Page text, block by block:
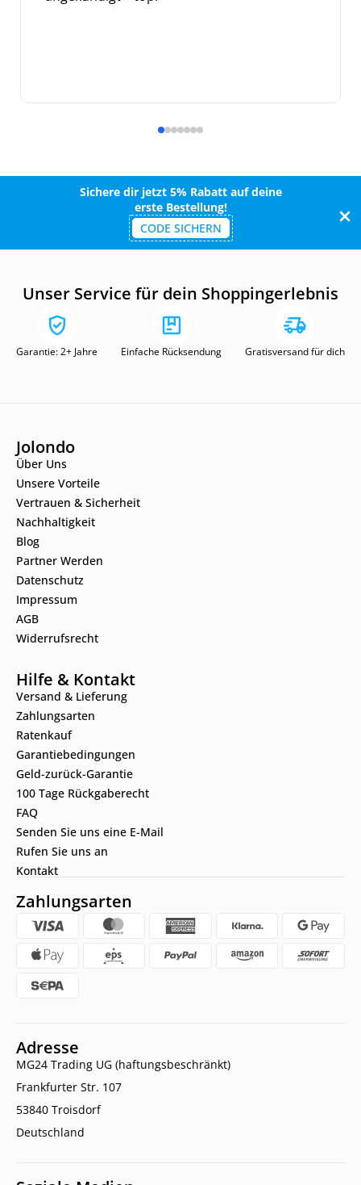
Sichere dir jetzt 5% Rabatt auf deine
erste Bestellung!
CODE SICHERN
Unser Service für dein Shoppingerlebnis
Garantie: 2+ Jahre Einfache Rücksendung Gratisversand für dich
Jolondo
Über Uns
Unsere Vorteile
Vertrauen & Sicherheit
Nachhaltigkeit
Blog
Partner Werden
Datenschutz
Impressum
AGB
Widerrufsrecht
Hilfe & Kontakt
Versand & Lieferung
Zahlungsarten
Ratenkauf
Garantiebedingungen
Geld-zurück-Garantie
100 Tage Rückgaberecht
FAQ
Senden Sie uns eine E-Mail
Rufen Sie uns an
Kontakt
Zahlungsarten
Adresse
MG24 Trading UG (haftungsbeschränkt)
Frankfurter Str. 107
53840 Troisdorf
Deutschland